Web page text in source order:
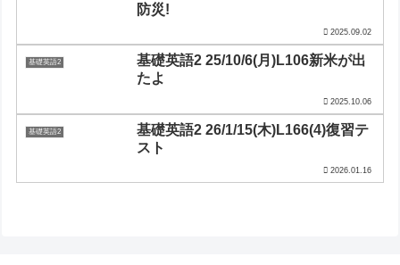
防災!
2025.09.02
基礎英語2
基礎英語2 25/10/6(月)L106新米が出
たよ
2025.10.06
基礎英語2
基礎英語2 26/1/15(木)L166(4)復習テ
スト
2026.01.16